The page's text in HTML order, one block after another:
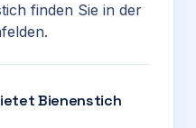
finden Sie in der
Bienenstich